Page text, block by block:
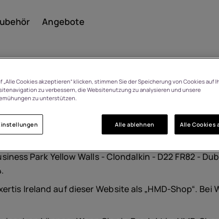
Angebote
einem in der Republik Irland
sowie damit verbundenen Dienstleistungen
90 Mitarbeiter, sodass Ihre Bestellung in sehr
Park Yellow Walls - Clondalkin - D22 FR82 -
Ireland auf dieser Website als „HMD-Shop“.
„Alle Cookies akzeptieren“ klicken, stimmen Sie der Speicherung von Cookies auf
zu verbessern, die Websitenutzung zu analysieren und unsere
zu unterstützen.
Alle ablehnen Alle Cookies